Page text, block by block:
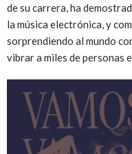
de su carrera, ha
la música electrónica, y
sorprendiendo al mundo
vibrar a miles de personas